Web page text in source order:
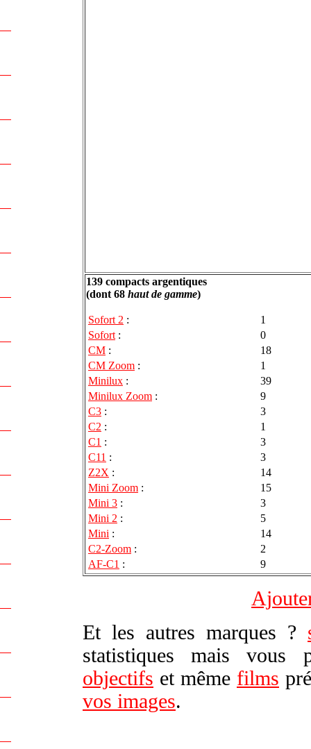
139 compacts argentiques
(dont 68 haut de gamme)
Sofort 2 :
1
Sofort :
0
CM :
18
CM Zoom :
1
Minilux :
39
Minilux Zoom :
9
C3 :
3
C2 :
1
C1 :
3
C11 :
3
Z2X :
14
Mini Zoom :
15
Mini 3 :
3
Mini 2 :
5
Mini :
14
C2-Zoom :
2
AF-C1 : 9
Et les autres marques ?
statistiques mais vous
objectifs et même films
vos images.